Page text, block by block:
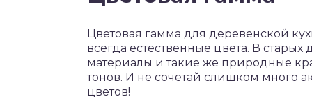
Цветовая гамма для деревенской
всегда естественные цвета. В
материалы и такие же природные
тонов. И не сочетай слишком много
цветов!